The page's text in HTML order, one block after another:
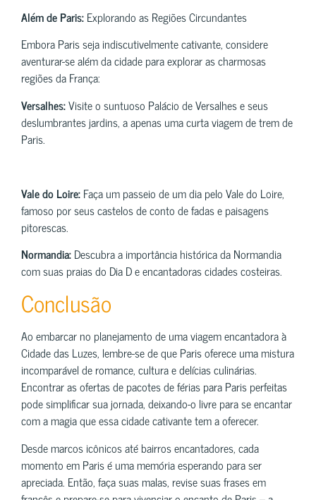
Além de Paris:Explorando as Regiões Circundantes
Embora Paris seja indiscutivelmente cativante, considere
aventurar-se além da cidade para explorar as charmosas
regiões da França:
Versalhes:Visite o suntuoso Palácio de Versalhes e seus
deslumbrantes jardins, a apenas uma curta viagem de trem de
Paris.
Vale do Loire:Faça um passeio de um dia pelo Vale do Loire,
famoso por seus castelos de conto de fadas e paisagens
pitorescas.
Normandia:Descubra a importância histórica da Normandia
com suas praias do Dia D e encantadoras cidades costeiras.
Conclusão
Ao embarcar no planejamento de uma viagem encantadora à
Cidade das Luzes, lembre-se de que Paris oferece uma mistura
incomparável de romance, cultura e delícias culinárias.
Encontrar as ofertas de pacotes de férias para Paris perfeitas
pode simplificar sua jornada, deixando-o livre para se encantar
com a magia que essa cidade cativante tem a oferecer.
Desde marcos icônicos até bairros encantadores, cada
momento em Paris é uma memória esperando para ser
apreciada. Então, faça suas malas, revise suas frases em